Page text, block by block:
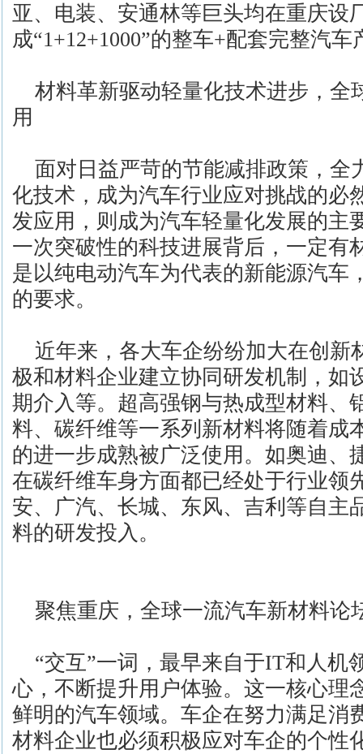
亚、电装、安通林等巨头均在重庆设
成“1+12+1000”的整车+配套完整汽
材料革新驱动轻量化技术进步，全
用
面对日益严苛的节能减排政策，全
化技术，成为汽车行业应对挑战的必
发应用，则成为汽车轻量化发展的主
一次突破性的科技进展背后，一定有
是以纯电动汽车为代表的新能源汽车
的要求。
近年来，各大车企纷纷加大在创新
极和材料企业建立协同研发机制，如
期介入等。超高强钢与热成型材料、
料、碳纤维等一系列新材料将随着成
的进一步成熟被广泛使用。如奥迪、
在碳纤维车身方面都已经处于行业领
安、广汽、长城、东风、吉利等自主
料的研发投入。
聚焦重庆，全球一流汽车新材料论
“交互”一词，最早来自于IT和人机
心，不断提升用户体验。这一核心理
鲜明的汽车领域。车企在努力满足消
材料企业也必须积极应对车企的个性